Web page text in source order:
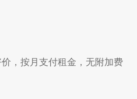
，按月支付租金，无附加费